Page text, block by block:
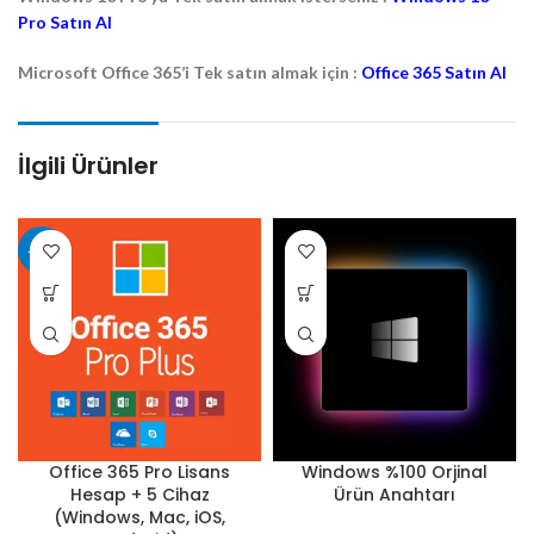
Pro Satın Al
Microsoft Office 365’i Tek satın almak için : Office 365 Satın Al
İlgili Ürünler
-38%
Office 365 Pro Lisans
Hesap + 5 Cihaz
(Windows, Mac, iOS,
Windows %100 Orjinal
Ürün Anahtarı